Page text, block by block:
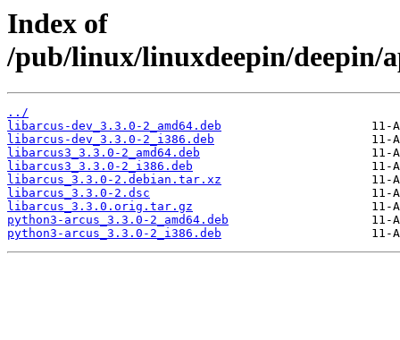
Index of
/pub/linux/linuxdeepin/deepin/
../
libarcus-dev_3.3.0-2_amd64.deb
libarcus-dev_3.3.0-2_i386.deb
libarcus3_3.3.0-2_amd64.deb
libarcus3_3.3.0-2_i386.deb
libarcus_3.3.0-2.debian.tar.xz
libarcus_3.3.0-2.dsc
libarcus_3.3.0.orig.tar.gz
python3-arcus_3.3.0-2_amd64.deb
python3-arcus_3.3.0-2_i386.deb